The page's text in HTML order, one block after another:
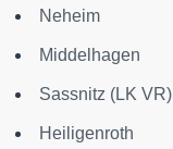
Neheim
Middelhagen
Sassnitz (LK VR)
Heiligenroth